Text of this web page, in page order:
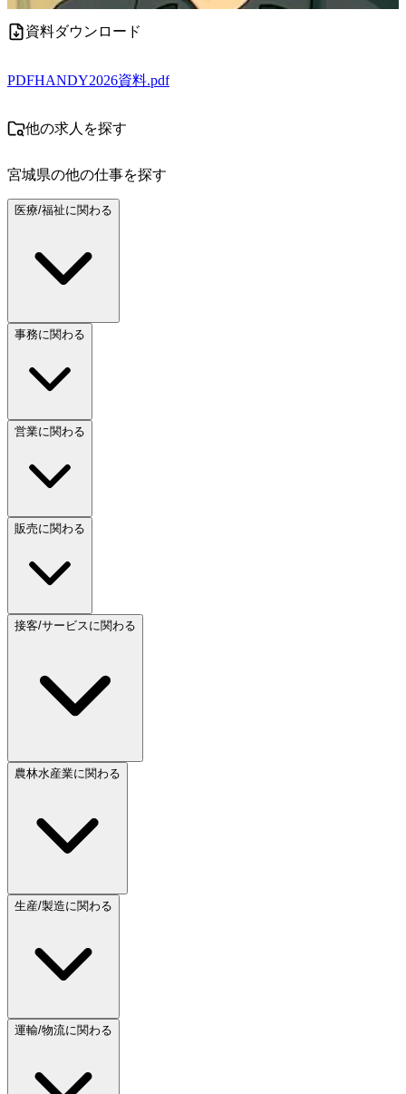
資料ダウンロード
PDFHANDY2026資料.pdf
他の求人を探す
宮城県の他の仕事を探す
医療/福祉に関わる
事務に関わる
営業に関わる
販売に関わる
接客/サービスに関わる
農林水産業に関わる
生産/製造に関わる
運輸/物流に関わる